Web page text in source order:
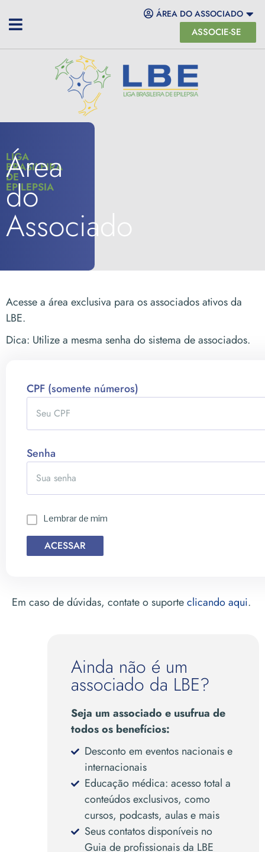
ÁREA DO ASSOCIADO
ASSOCIE-SE
LIGA
BRASILEIRA
DE
EPILEPSIA
Área
do
Associado
Acesse a área exclusiva para os associados ativos da
LBE.
Dica: Utilize a mesma senha do sistema de associados.
CPF (somente números)
Senha
Lembrar de mim
Em caso de dúvidas, contate o suporteclicando aqui.
Ainda não é um
associado da LBE?
Seja um associado e usufrua de
todos os benefícios:
Desconto em eventos nacionais e
internacionais
Educação médica: acesso total a
conteúdos exclusivos, como
cursos, podcasts, aulas e mais
Seus contatos disponíveis no
Guia de profissionais da LBE